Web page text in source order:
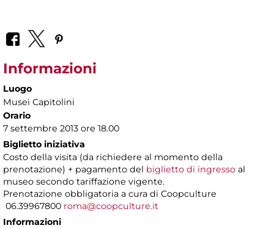
Informazioni
Luogo
Musei Capitolini
Orario
7 settembre 2013 ore 18.00
Biglietto iniziativa
Costo della visita (da richiedere al momento della
prenotazione) + pagamento del biglietto di ingresso al
museo secondo tariffazione vigente.
Prenotazione obbligatoria a cura di Coopculture
06.39967800 roma@coopculture.it
Informazioni